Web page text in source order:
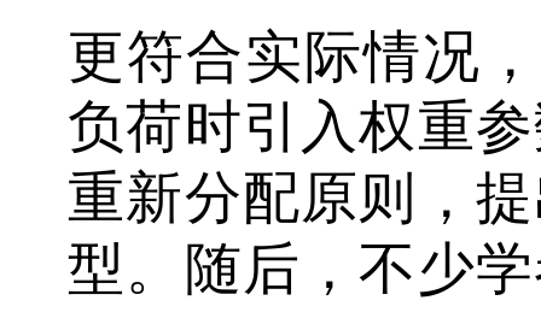
更符合实际情况
负荷时引入权重
重新分配原则，
型。随后，不少